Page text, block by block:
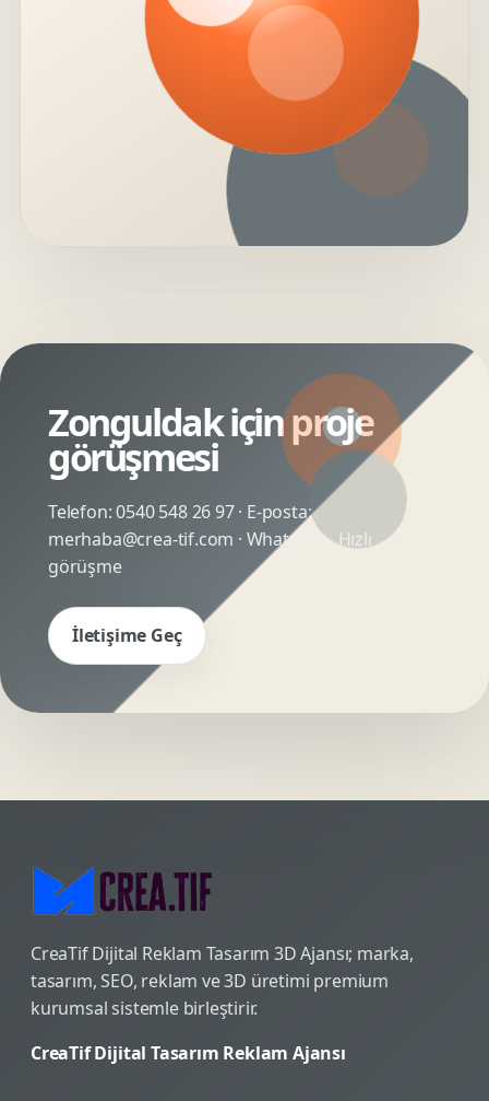
Zonguldak için proje
görüşmesi
Telefon:0540 548 26 97· E-posta:
merhaba@crea-tif.com · WhatsApp:Hızlı
görüşme
İletişime Geç
CreaTif Dijital Reklam Tasarım 3D Ajansı; marka,
tasarım, SEO, reklam ve 3D üretimi premium
kurumsal sistemle birleştirir.
CreaTif Dijital Tasarım Reklam Ajansı